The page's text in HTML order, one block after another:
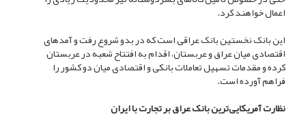
اعمال خواهند کرد.
این بانک نخستین بانک عراقی است که در بدو شروع رفت و آمد‌های
اقتصادی میان عراق و عربستان، اقدام به افتتاح شعبه در عربستان
کرده و مقدمات تسهیل تعاملات بانکی و اقتصادی میان دو کشور را
فراهم آورده است.
نظارت آمریکایی‌ترین بانک عراق بر تجارت با ایران